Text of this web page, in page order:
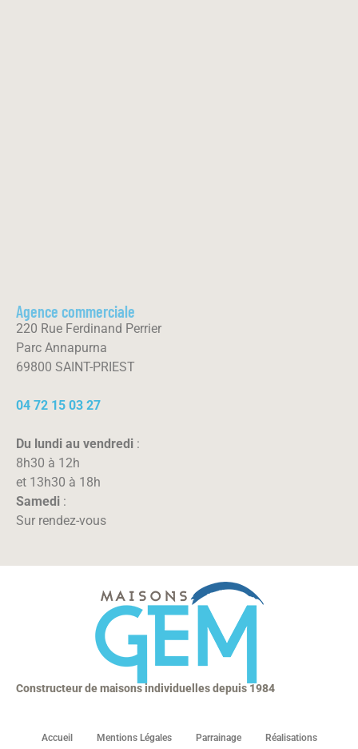
Agence commerciale
220 Rue Ferdinand Perrier
Parc Annapurna
69800 SAINT-PRIEST
04 72 15 03 27
Du lundi au vendredi :
8h30 à 12h
et 13h30 à 18h
Samedi :
Sur rendez-vous
Constructeur de maisons individuelles depuis 1984
Accueil Mentions Légales Parrainage Réalisations